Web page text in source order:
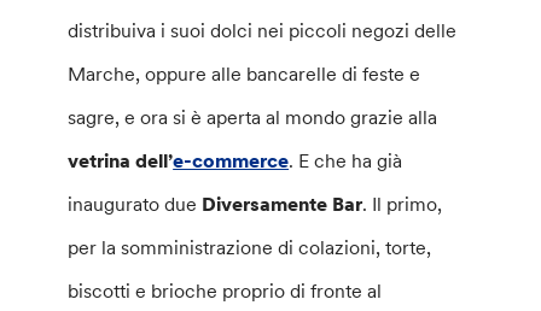
distribuiva i suoi dolci nei piccoli negozi delle
Marche, oppure alle bancarelle di feste e
sagre, e ora si è aperta al mondo grazie alla
vetrina dell’e-commerce. E che ha già
inaugurato due Diversamente Bar. Il primo,
per la somministrazione di colazioni, torte,
biscotti e brioche proprio di fronte al